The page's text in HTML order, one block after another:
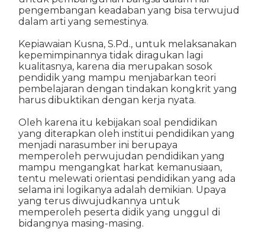
pengembangan keadaban yang bisa terwujud
dalam arti yang semestinya.
Kepiawaian Kusna, S.Pd., untuk melaksanakan
kepemimpinannya tidak diragukan lagi
kualitasnya, karena dia merupakan sosok
pendidik yang mampu menjabarkan teori
pembelajaran dengan tindakan kongkrit yang
harus dibuktikan dengan kerja nyata.
Oleh karena itu kebijakan soal pendidikan
yang diterapkan oleh institui pendidikan yang
menjadi narasumber ini berupaya
memperoleh perwujudan pendidikan yang
mampu mengangkat harkat kemanusiaan,
tentu melewati orientasi pendidikan yang ada
selama ini logikanya adalah demikian. Upaya
yang terus diwujudkannya untuk
memperoleh peserta didik yang unggul di
bidangnya masing-masing.